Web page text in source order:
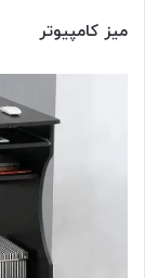
میز کامپیوتر